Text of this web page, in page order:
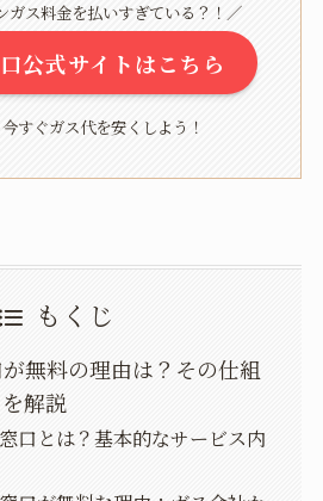
ガス料金を払いすぎている？！／
公式サイトはこちら
すぐガス代を安くしよう！
もくじ
無料の理由は？その仕組
解説
口とは？基本的なサービス内